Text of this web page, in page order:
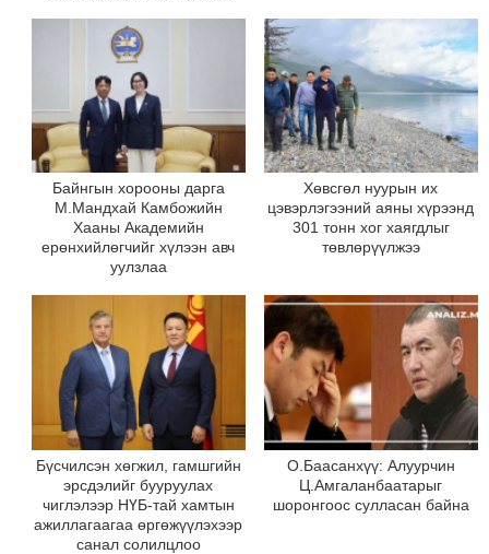
Байнгын хорооны дарга
М.Мандхай Камбожийн
Хааны Академийн
ерөнхийлөгчийг хүлээн авч
уулзлаа
Хөвсгөл нуурын их
цэвэрлэгээний аяны хүрээнд
301 тонн хог хаягдлыг
төвлөрүүлжээ
Бүсчилсэн хөгжил, гамшгийн
эрсдэлийг бууруулах
чиглэлээр НҮБ-тай хамтын
ажиллагаагаа өргөжүүлэхээр
санал солилцлоо
О.Баасанхүү: Алуурчин
Ц.Амгаланбаатарыг
шоронгоос сулласан байна